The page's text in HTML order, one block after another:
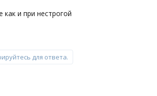
и при нестрогой
для ответа.